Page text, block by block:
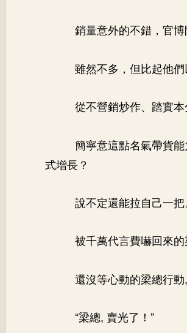
銷量意外的不錯，官
雖然不多，但比起他
從不營銷炒作、踏實
簡寧意這點名氣帶貨
式增長？
說不定還能拉自己一把
被千萬代言費嚇回來的
還沒等心動的梁總行
“梁總, 賣光了！”